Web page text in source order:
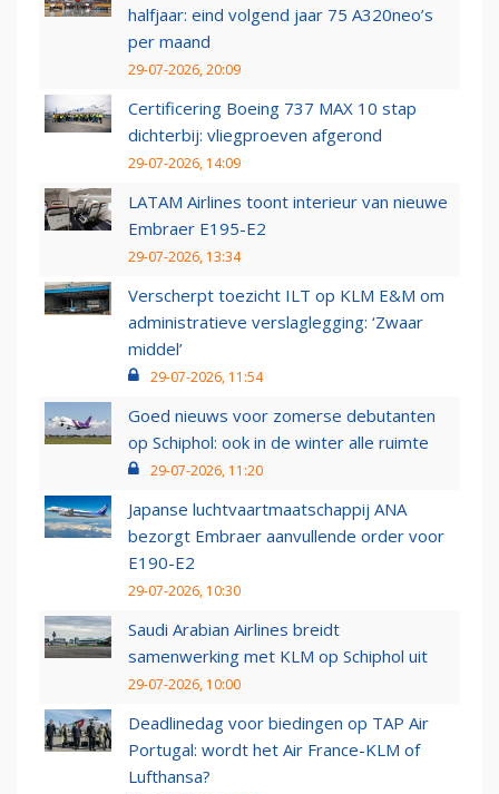
halfjaar: eind volgend jaar 75 A320neo’s
per maand
29-07-2026, 20:09
Certificering Boeing 737 MAX 10 stap
dichterbij: vliegproeven afgerond
29-07-2026, 14:09
LATAM Airlines toont interieur van nieuwe
Embraer E195-E2
29-07-2026, 13:34
Verscherpt toezicht ILT op KLM E&M om
administratieve verslaglegging: ‘Zwaar
middel’
29-07-2026, 11:54
Goed nieuws voor zomerse debutanten
op Schiphol: ook in de winter alle ruimte
29-07-2026, 11:20
Japanse luchtvaartmaatschappij ANA
bezorgt Embraer aanvullende order voor
E190-E2
29-07-2026, 10:30
Saudi Arabian Airlines breidt
samenwerking met KLM op Schiphol uit
29-07-2026, 10:00
Deadlinedag voor biedingen op TAP Air
Portugal: wordt het Air France-KLM of
Lufthansa?